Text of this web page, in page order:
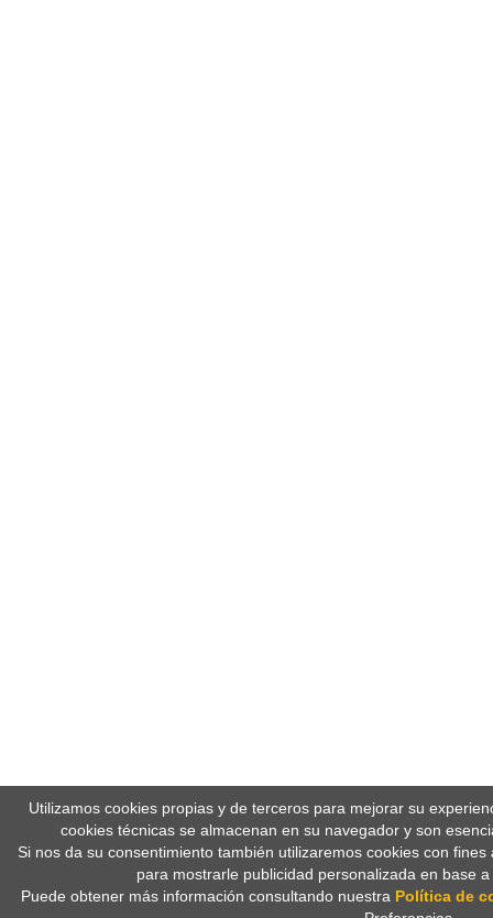
Utilizamos cookies propias y de terceros para mejorar su
cookies técnicas se almacenan en su navegador y son
Si nos da su consentimiento también utilizaremos cookies con
para mostrarle publicidad personalizada en base
Puede obtener más información consultando nuestra Política de